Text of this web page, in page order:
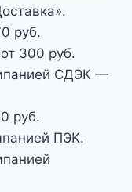
руб.
300 руб.
СДЭК —
руб.
ПЭК.